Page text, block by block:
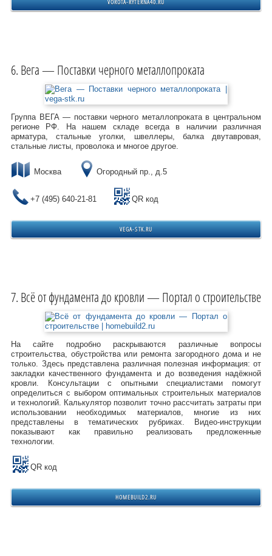
VOROTA-RYTERNA40.RU
Вега — Поставки черного металлопроката
Группа ВЕГА — поставки черного металлопроката в центральном
регионе РФ. На нашем складе всегда в наличии различная
арматура, стальные уголки, швеллеры, балка двутавровая,
стальные листы, проволока и многое другое.
Москва Огородный пр., д.5
+7 (495) 640-21-81 QR код
VEGA-STK.RU
Всё от фундамента до кровли — Портал о строительстве
На сайте подробно раскрываются различные вопросы
строительства, обустройства или ремонта загородного дома и не
только. Здесь представлена различная полезная информация: от
закладки качественного фундамента и до возведения надёжной
кровли. Консультации с опытными специалистами помогут
определиться с выбором оптимальных строительных материалов
и технологий. Калькулятор позволит точно рассчитать затраты при
использовании необходимых материалов, многие из них
представлены в тематических рубриках. Видео-инструкции
показывают как правильно реализовать предложенные
технологии.
QR код
HOMEBUILD2.RU